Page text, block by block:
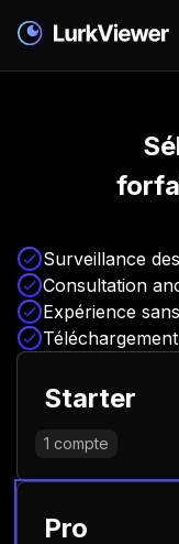
Surveillance
Consultation
Expérience
1 compte
Starter
Pro